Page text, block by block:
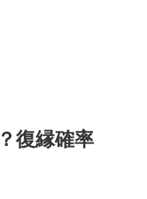
復縁確率